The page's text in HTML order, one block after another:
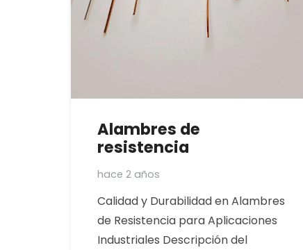
Alambres de
resistencia
hace 2 años
Calidad y Durabilidad en Alambres
de Resistencia para Aplicaciones
Industriales Descripción del